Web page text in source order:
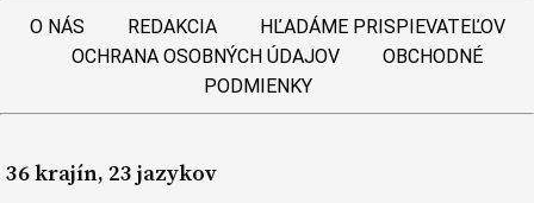
O NÁS REDAKCIA
HĽADÁME PRISPIEVATEĽOV
OCHRANA OSOBNÝCH ÚDAJOV
OBCHODNÉ
PODMIENKY
36 krajín, 23 jazykov